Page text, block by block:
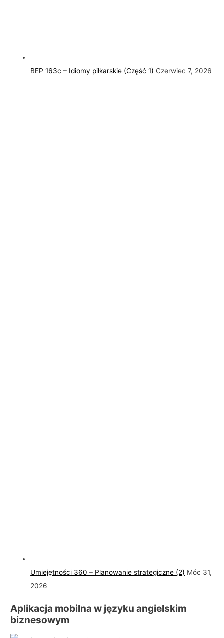
BEP 163c – Idiomy piłkarskie (Część 1) Czerwiec 7, 2026
Umiejętności 360 – Planowanie strategiczne (2) Móc 31,
2026
Aplikacja mobilna w języku angielskim
biznesowym